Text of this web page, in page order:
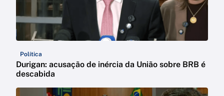
Política
Durigan: acusação de inércia da União sobre BRB é
descabida